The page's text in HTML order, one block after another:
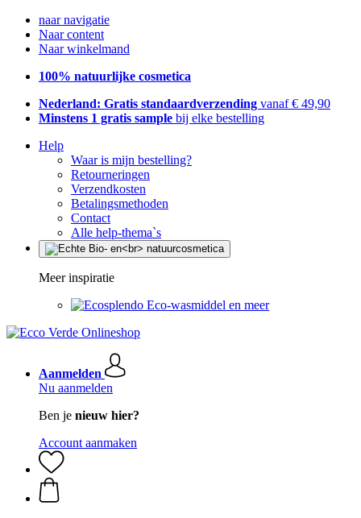
naar navigatie
Naar content
Naar winkelmand
100% natuurlijke cosmetica
Nederland: Gratis standaardverzending vanaf € 49,90
Minstens 1 gratis sample bij elke bestelling
Help
Waar is mijn bestelling?
Retourneringen
Verzendkosten
Betalingsmethoden
Contact
Alle help-thema`s
Meer inspiratie
Eco-wasmiddel en meer
Aanmelden
Nu aanmelden
Ben je nieuw hier?
Account aanmaken